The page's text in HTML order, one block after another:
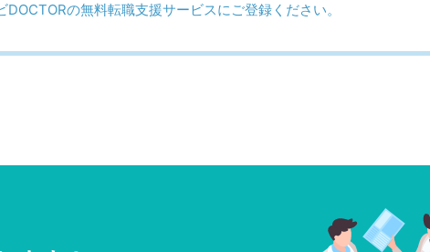
DOCTORの無料転職支援サービスにご登録ください。